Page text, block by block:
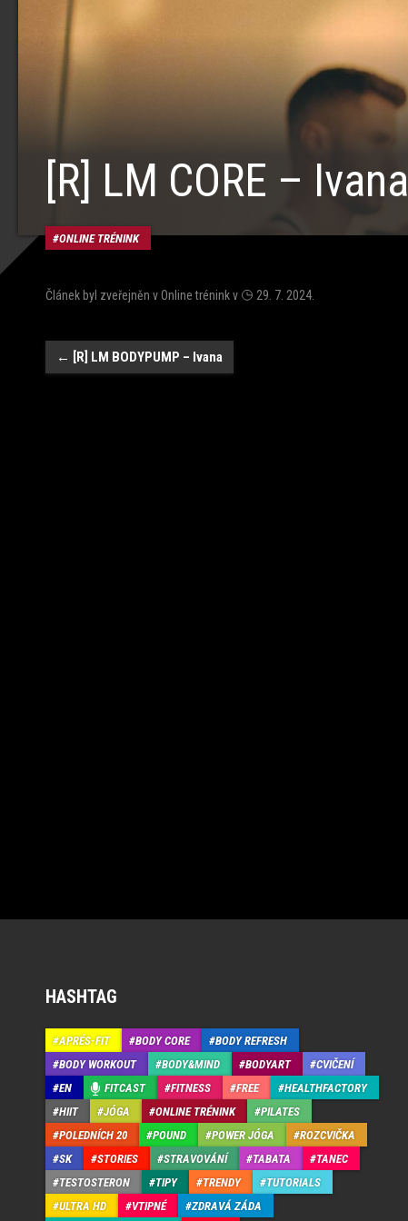
[R] LM CORE – Ivana
ONLINE TRÉNINK
Článek byl zveřejněn vOnline tréninkv 29. 7. 2024
Navigace
← [R] LM BODYPUMP – Ivana
HASHTAG
APRÉS-FIT BODY CORE
BODY REFRESH
BODY WORKOUT
BODY&MIND BODYART
CVIČENÍ
EN
FITCAST FITNESS FREE
HEALTHFACTORY
HIIT
JÓGA ONLINE TRÉNINK
PILATES
POLEDNÍCH 20
POUND POWER JÓGA
ROZCVIČKA
SK
STORIES STRAVOVÁNÍ TABATA
TANEC
TESTOSTERON
TIPY TRENDY
TUTORIALS
ULTRA HD
VTIPNÉ ZDRAVÁ ZÁDA